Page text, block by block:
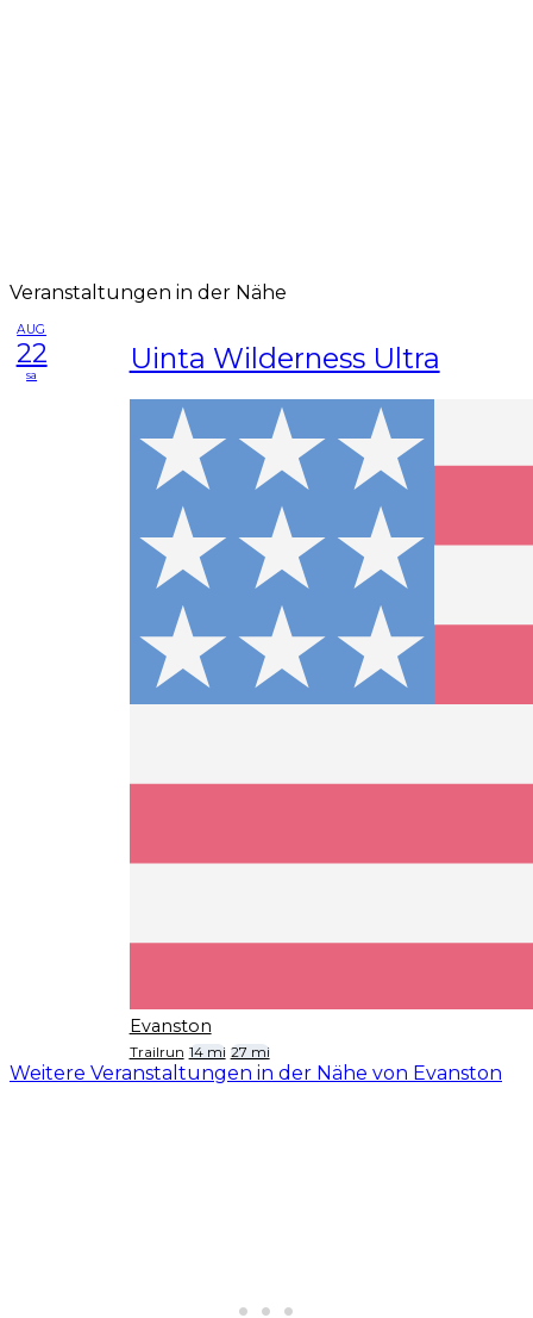
Veranstaltungen in der Nähe
AUG
22
sa Uinta Wilderness Ultra
Evanston
Trailrun 14 mi 27 mi
Weitere Veranstaltungen in der Nähe von Evanston